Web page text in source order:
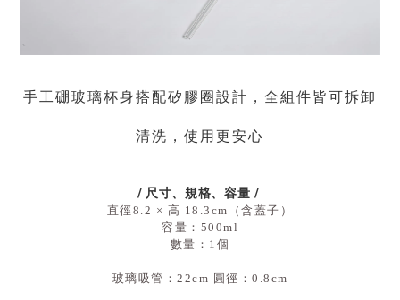
手工硼玻璃杯身搭配矽膠圈設計，全組件皆可拆卸
清洗，使用更安心
/ 尺寸、規格、容量 /
直徑8.2 × 高 18.3cm（含蓋子）
容量：500ml
數量：1個
玻璃吸管：22cm 圓徑：0.8cm